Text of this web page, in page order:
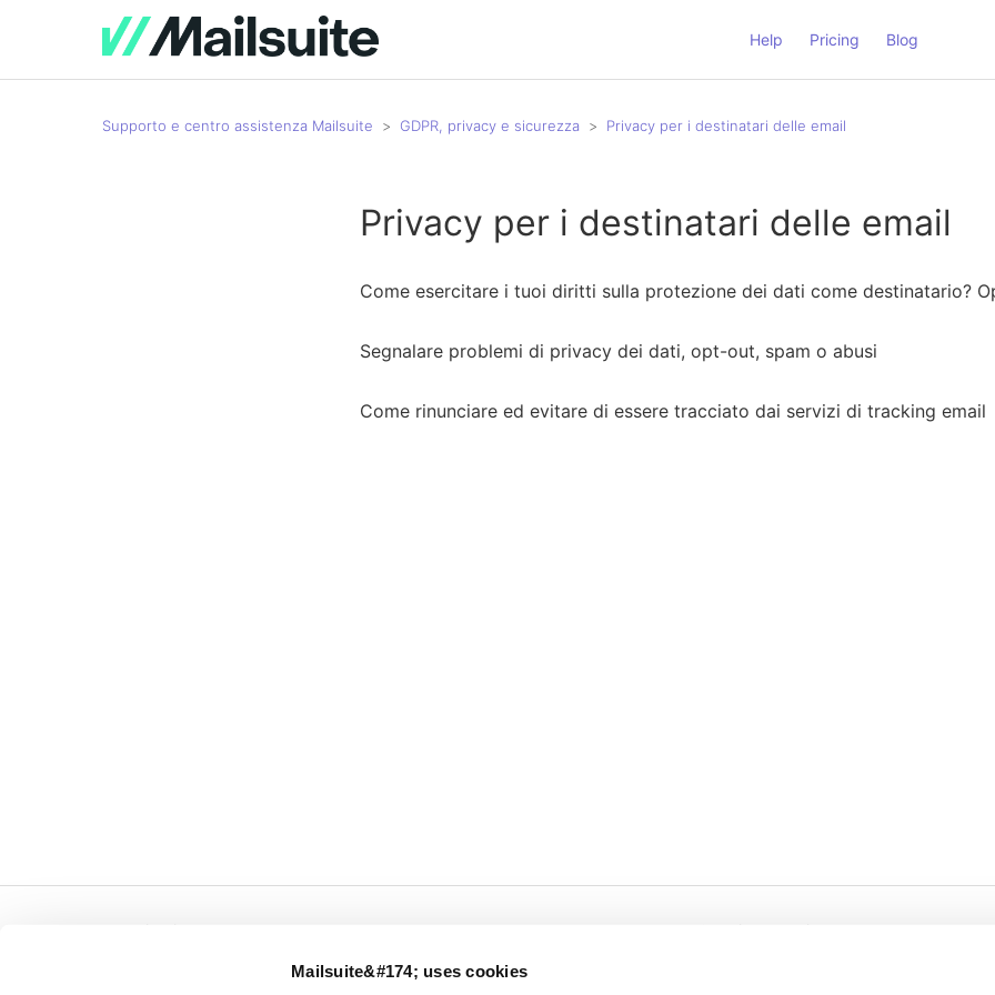
Mailsuite&#174; uses cookies
Help Pricing Blog
Supporto e centro assistenza Mailsuite GDPR, privacy e sicurezza Privacy per i destinatari delle email
Privacy per i destinatari delle email
Come esercitare i tuoi diritti sulla protezione dei dati come destinatario?
Segnalare problemi di privacy dei dati, opt-out, spam o abusi
Come rinunciare ed evitare di essere tracciato dai servizi di tracking email